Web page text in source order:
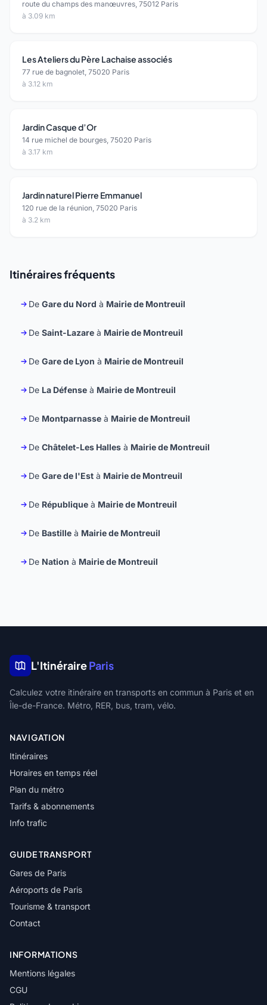
route du champs des manœuvres, 75012 Paris
à 3.09 km
Les Ateliers du Père Lachaise associés
77 rue de bagnolet, 75020 Paris
à 3.12 km
Jardin Casque d’Or
14 rue michel de bourges, 75020 Paris
à 3.17 km
Jardin naturel Pierre Emmanuel
120 rue de la réunion, 75020 Paris
à 3.2 km
Itinéraires fréquents
De Gare du Nord à Mairie de Montreuil
De Saint-Lazare à Mairie de Montreuil
De Gare de Lyon à Mairie de Montreuil
De La Défense à Mairie de Montreuil
De Montparnasse à Mairie de Montreuil
De Châtelet-Les Halles à Mairie de Montreuil
De Gare de l'Est à Mairie de Montreuil
De République à Mairie de Montreuil
De Bastille à Mairie de Montreuil
De Nation à Mairie de Montreuil
L'ItinéraireParis
Calculez votre itinéraire en transports en commun à Paris et en
Île-de-France. Métro, RER, bus, tram, vélo.
NAVIGATION
Itinéraires
Horaires en temps réel
Plan du métro
Tarifs & abonnements
Info trafic
GUIDE TRANSPORT
Gares de Paris
Aéroports de Paris
Tourisme & transport
Contact
INFORMATIONS
Mentions légales
CGU